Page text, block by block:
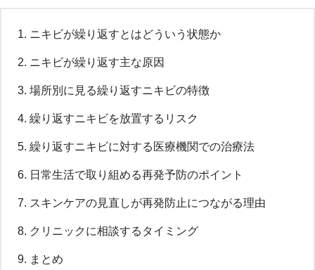
ニキビが繰り返すとはどういう状態か
ニキビが繰り返す主な原因
場所別に見る繰り返すニキビの特徴
繰り返すニキビを放置するリスク
繰り返すニキビに対する医療機関での治療法
日常生活で取り組める再発予防のポイント
スキンケアの見直しが再発防止につながる理由
クリニックに相談するタイミング
まとめ